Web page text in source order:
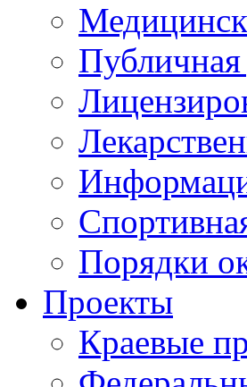
Публичная
Порядки
Проекты
Краевые